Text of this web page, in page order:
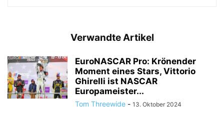
Verwandte Artikel
EuroNASCAR Pro: Krönender
Moment eines Stars, Vittorio
Ghirelli ist NASCAR
Europameister...
Tom Threewide - 13. Oktober 2024